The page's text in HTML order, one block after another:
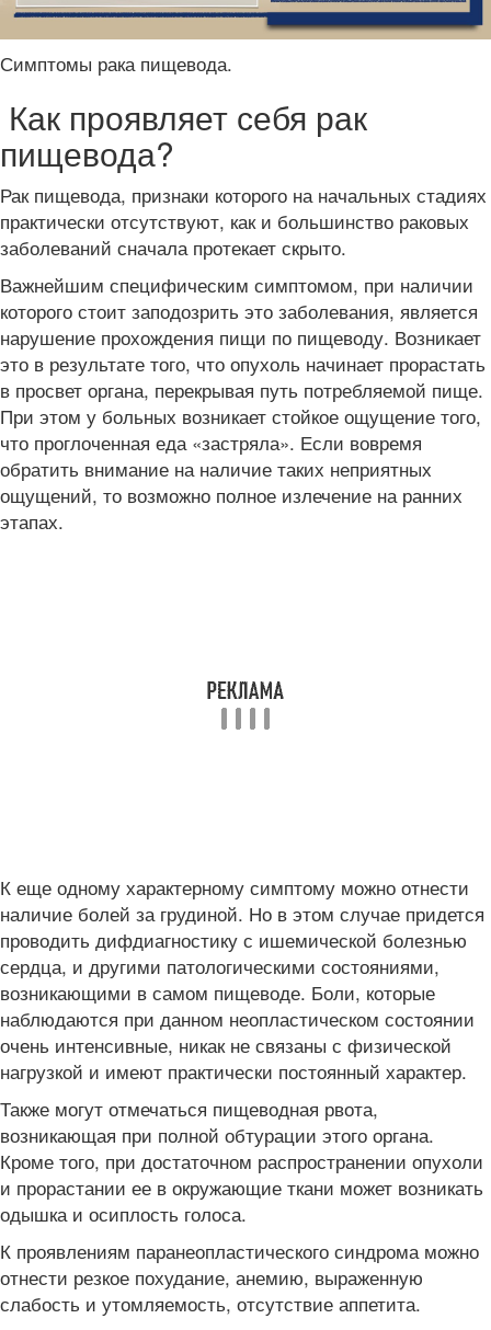
Симптомы рака пищевода.
Как проявляет себя рак
пищевода?
Рак пищевода, признаки которого на начальных стадиях
практически отсутствуют, как и большинство раковых
заболеваний сначала протекает скрыто.
Важнейшим специфическим симптомом, при наличии
которого стоит заподозрить это заболевания, является
нарушение прохождения пищи по пищеводу. Возникает
это в результате того, что опухоль начинает прорастать
в просвет органа, перекрывая путь потребляемой пище.
При этом у больных возникает стойкое ощущение того,
что проглоченная еда «застряла». Если вовремя
обратить внимание на наличие таких неприятных
ощущений, то возможно полное излечение на ранних
этапах.
К еще одному характерному симптому можно отнести
наличие болей за грудиной. Но в этом случае придется
проводить дифдиагностику с ишемической болезнью
сердца, и другими патологическими состояниями,
возникающими в самом пищеводе. Боли, которые
наблюдаются при данном неопластическом состоянии
очень интенсивные, никак не связаны с физической
нагрузкой и имеют практически постоянный характер.
Также могут отмечаться пищеводная рвота,
возникающая при полной обтурации этого органа.
Кроме того, при достаточном распространении опухоли
и прорастании ее в окружающие ткани может возникать
одышка и осиплость голоса.
К проявлениям паранеопластического синдрома можно
отнести резкое похудание, анемию, выраженную
слабость и утомляемость, отсутствие аппетита.